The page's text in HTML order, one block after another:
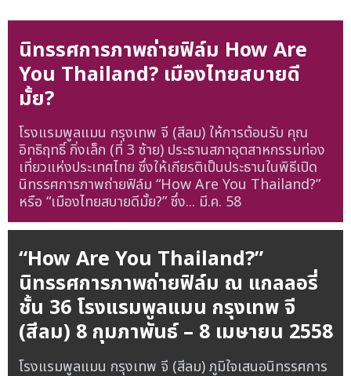
นิทรรศการภาพถ่ายฟิล์ม How Are
You Thailand? เมืองไทยสบายดี
มั้ย?
โรงแรมพูลแมน กรุงเทพ จี (สีลม) ให้การต้อนรับ คุณ
อิทธิฤทธิ์ กิ่งเล็ก (ที่ 3 ซ้าย) ประธานสภาอุตสาหกรรมท่อง
เที่ยวแห่งประเทศไทย ซึ่งให้เกียรติเป็นประธานในพิธีเปิด
นิทรรศการภาพถ่ายฟิล์ม “How Are You Thailand?”
หรือ “เมืองไทยสบายดีมั้ย?” ซึ่ง... มี.ค. 58
“How Are You Thailand?”
นิทรรศการภาพถ่ายฟิล์ม ณ แกลลอรี่
ชั้น 36 โรงแรมพูลแมน กรุงเทพ จี
(สีลม) 8 กุมภาพันธ์ – 8 เมษายน 2558
โรงแรมพูลแมน กรุงเทพ จี (สีลม) ภูมิใจเสนอนิทรรศการ